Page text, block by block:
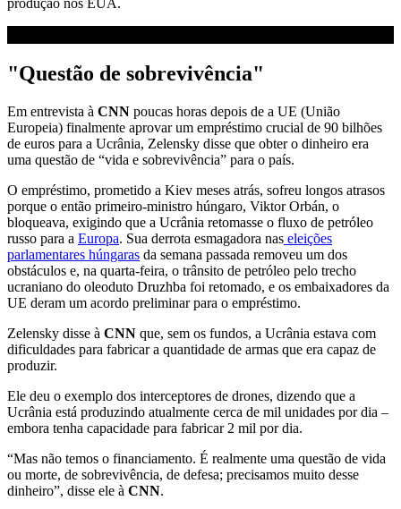
"Questão de sobrevivência"
Em entrevista à CNN poucas horas depois de a UE (União
Europeia) finalmente aprovar um empréstimo crucial de 90 bilhões
de euros para a Ucrânia, Zelensky disse que obter o dinheiro era
uma questão de “vida e sobrevivência” para o país.
O empréstimo, prometido a Kiev meses atrás, sofreu longos atrasos
porque o então primeiro-ministro húngaro, Viktor Orbán, o
bloqueava, exigindo que a Ucrânia retomasse o fluxo de petróleo
russo para a Europa. Sua derrota esmagadora nas eleições
parlamentares húngaras da semana passada removeu um dos
obstáculos e, na quarta-feira, o trânsito de petróleo pelo trecho
ucraniano do oleoduto Druzhba foi retomado, e os embaixadores da
UE deram um acordo preliminar para o empréstimo.
Zelensky disse à CNN que, sem os fundos, a Ucrânia estava com
dificuldades para fabricar a quantidade de armas que era capaz de
produzir.
Ele deu o exemplo dos interceptores de drones, dizendo que a
Ucrânia está produzindo atualmente cerca de mil unidades por dia –
embora tenha capacidade para fabricar 2 mil por dia.
“Mas não temos o financiamento. É realmente uma questão de vida
ou morte, de sobrevivência, de defesa; precisamos muito desse
dinheiro”, disse ele à CNN.